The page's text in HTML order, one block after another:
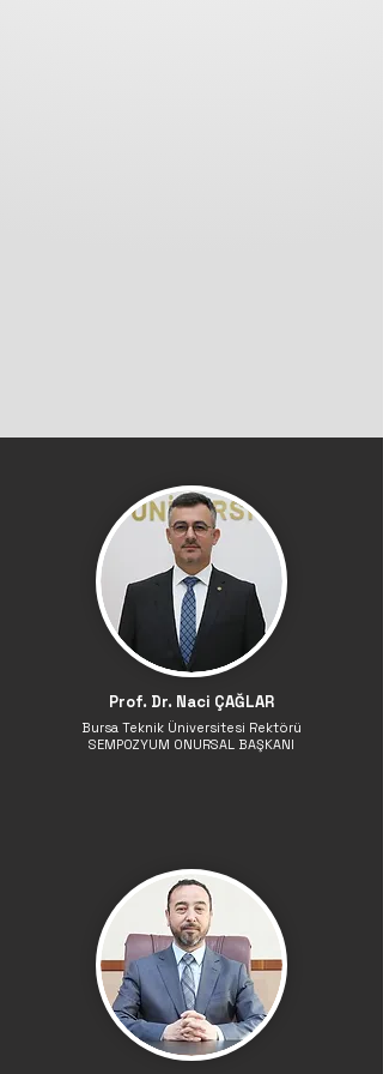
Prof. Dr. Naci ÇAĞLAR
Bursa Teknik Üniversitesi Rektörü
SEMPOZYUM ONURSAL BAŞKANI